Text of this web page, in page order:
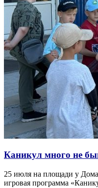
Каникул много не
25 июля на площади у
игровая программа